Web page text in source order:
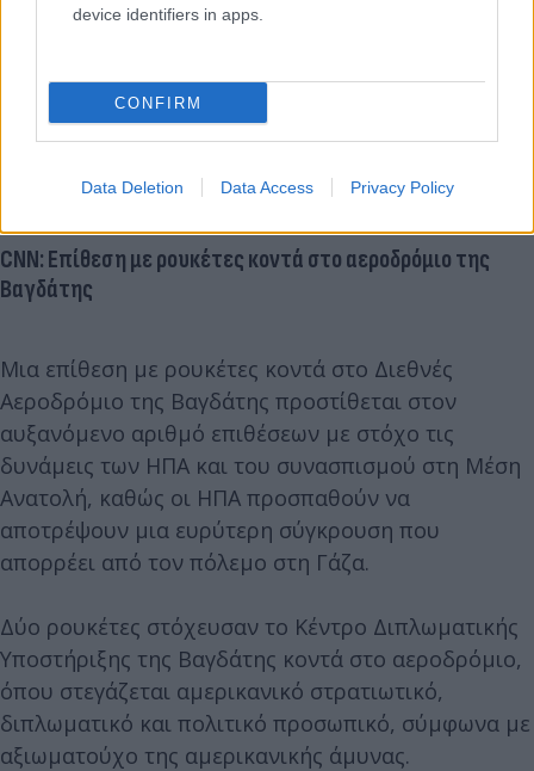
device identifiers in apps.
CONFIRM
Data Deletion Data Access Privacy Policy
ανάγκη να αποτραπεί η περιφερειακή κλιμάκωση
και να αποφευχθεί η περαιτέρω μη απαραίτητη
CNN: Επίθεση με ρουκέτες κοντά στο αεροδρόμιο της
Βαγδάτης
Μια επίθεση με ρουκέτες κοντά στο Διεθνές
Αεροδρόμιο της Βαγδάτης προστίθεται στον
αυξανόμενο αριθμό επιθέσεων με στόχο τις
δυνάμεις των ΗΠΑ και του συνασπισμού στη Μέση
Ανατολή, καθώς οι ΗΠΑ προσπαθούν να
αποτρέψουν μια ευρύτερη σύγκρουση που
απορρέει από τον πόλεμο στη Γάζα.
Δύο ρουκέτες στόχευσαν το Κέντρο Διπλωματικής
Υποστήριξης της Βαγδάτης κοντά στο αεροδρόμιο,
όπου στεγάζεται αμερικανικό στρατιωτικό,
διπλωματικό και πολιτικό προσωπικό, σύμφωνα με
αξιωματούχο της αμερικανικής άμυνας.